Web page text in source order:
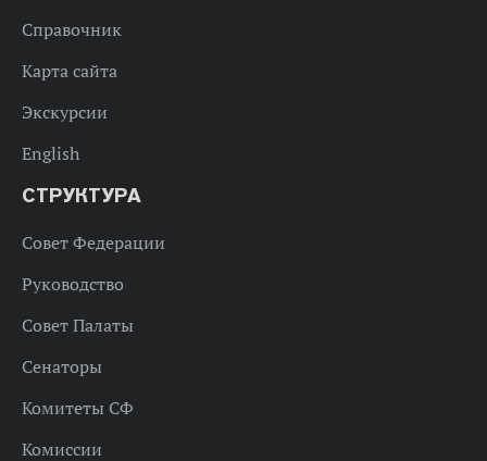
Справочник
Карта сайта
Экскурсии
English
СТРУКТУРА
Совет Федерации
Руководство
Совет Палаты
Сенаторы
Комитеты СФ
Комиссии